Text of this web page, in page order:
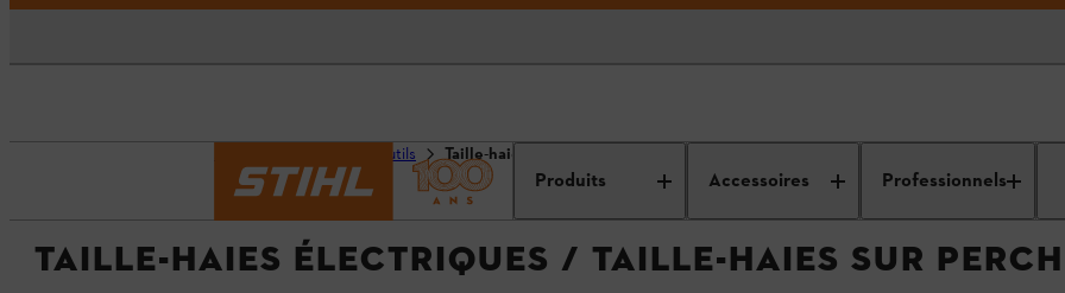
Produits Accessoires Professionnels
Machines & outils Taille-haies électriques / Taille-haies sur perche électriques
TAILLE-HAIES ÉLECTRIQUES / TAILLE-HAIES SUR